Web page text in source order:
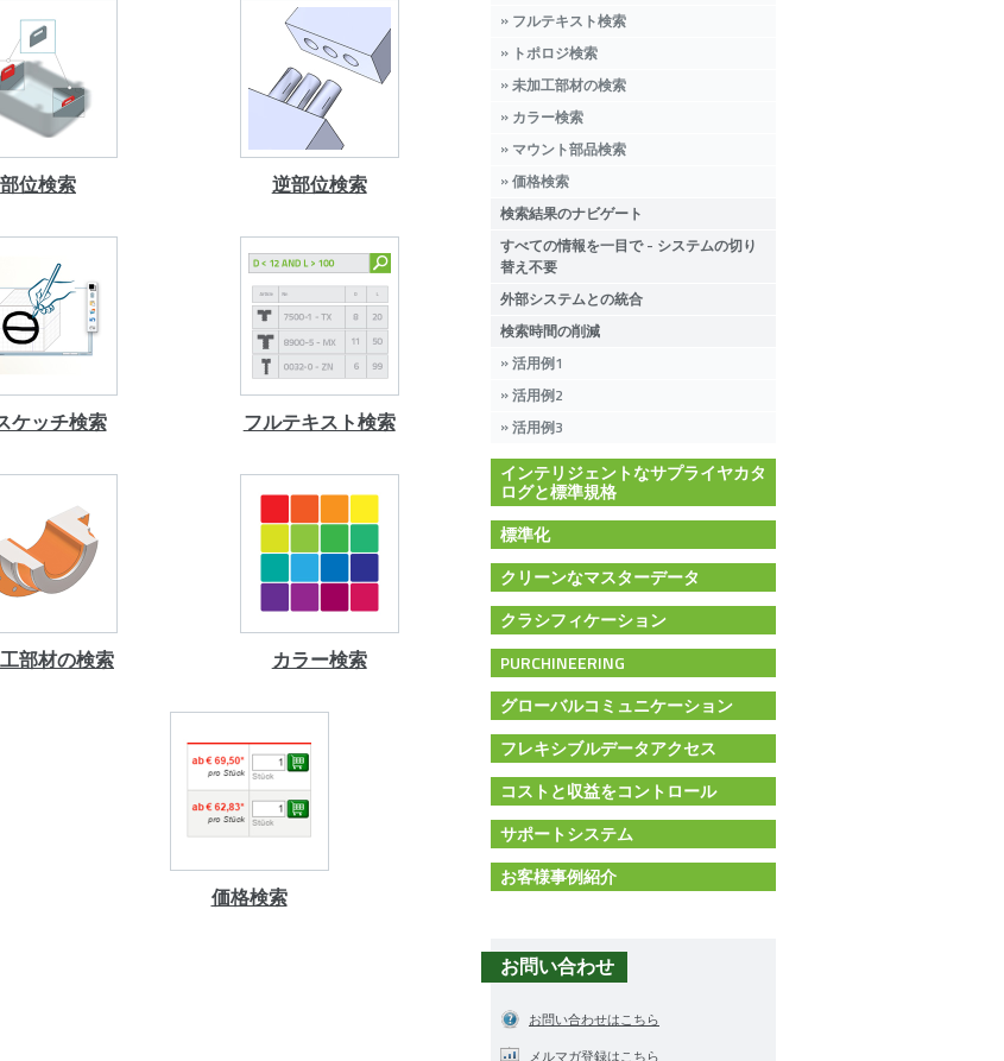
部位検索 逆部位検索
ケッチ検索 フルテキスト検索
部材の検索 カラー検索
価格検索
フルテキスト検索
トポロジ検索
未加工部材の検索
カラー検索
マウント部品検索
価格検索
検索結果のナビゲート
すべての情報を一目で - システムの切り
替え不要
外部システムとの統合
検索時間の削減
活用例1
活用例2
活用例3
インテリジェントなサプライヤカタ
ログと標準規格
標準化
クリーンなマスターデータ
クラシフィケーション
PURCHINEERING
グローバルコミュニケーション
フレキシブルデータアクセス
コストと収益をコントロール
サポートシステム
お客様事例紹介
お問い合わせ
お問い合わせはこちら
メルマガ登録はこちら